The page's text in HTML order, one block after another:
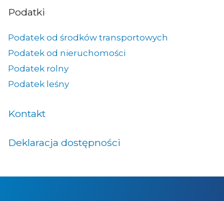
Podatki
Podatek od środków transportowych
Podatek od nieruchomości
Podatek rolny
Podatek leśny
Kontakt
Deklaracja dostępności